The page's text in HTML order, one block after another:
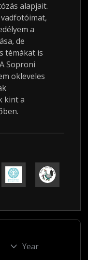
alapjait.
a
de
témákat is
Soproni
okleveles
kint a